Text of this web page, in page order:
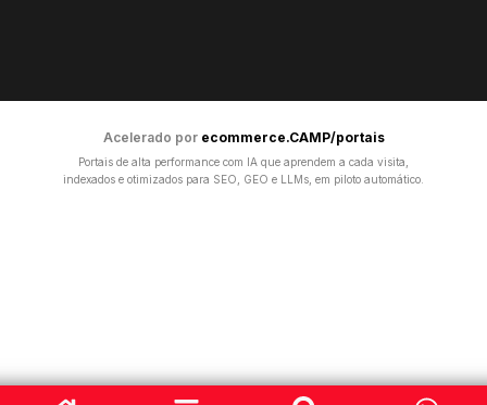
Acelerado por ecommerce.CAMP/portais
Portais de alta performance com IA que aprendem a cada visita,
indexados e otimizados para SEO, GEO e LLMs, em piloto automático.